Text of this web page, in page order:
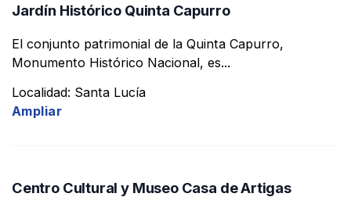
Jardín Histórico Quinta Capurro
El conjunto patrimonial de la Quinta Capurro,
Monumento Histórico Nacional, es...
Localidad: Santa Lucía
Ampliar
Centro Cultural y Museo Casa de Artigas